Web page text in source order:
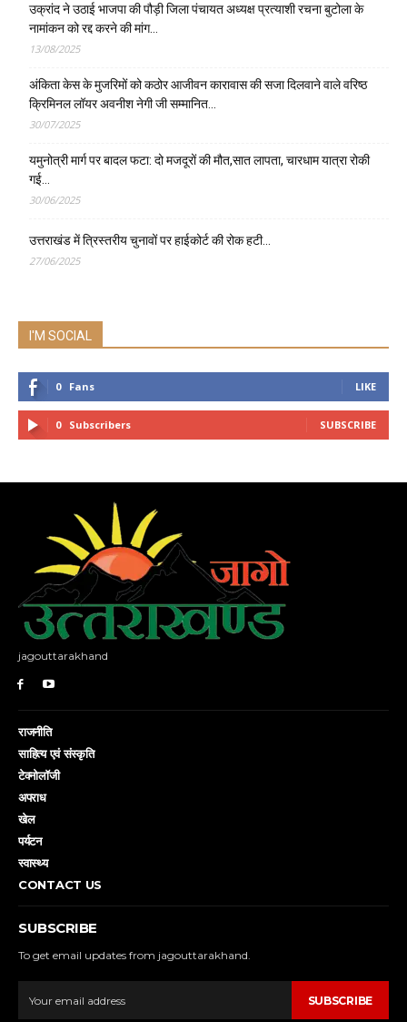
उक्रांद ने उठाई भाजपा की पौड़ी जिला पंचायत अध्यक्ष प्रत्याशी रचना बुटोला के
नामांकन को रद्द करने की मांग…
13/08/2025
अंकिता केस के मुजरिमों को कठोर आजीवन कारावास की सजा दिलवाने वाले वरिष्ठ
क्रिमिनल लॉयर अवनीश नेगी जी सम्मानित…
30/07/2025
यमुनोत्री मार्ग पर बादल फटा: दो मजदूरों की मौत,सात लापता, चारधाम यात्रा रोकी
गई…
30/06/2025
उत्तराखंड में त्रिस्तरीय चुनावों पर हाईकोर्ट की रोक हटी…
27/06/2025
I'M SOCIAL
0 Fans LIKE
0 Subscribers SUBSCRIBE
jagouttarakhand
राजनीति
साहित्य एवं संस्कृति
टेक्नोलॉजी
अपराध
खेल
पर्यटन
स्वास्थ्य
CONTACT US
SUBSCRIBE
To get email updates from jagouttarakhand.
SUBSCRIBE